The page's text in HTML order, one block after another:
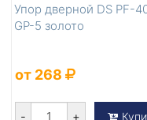
Упор дверной DS PF-
GP-5 золото
от 268
- +